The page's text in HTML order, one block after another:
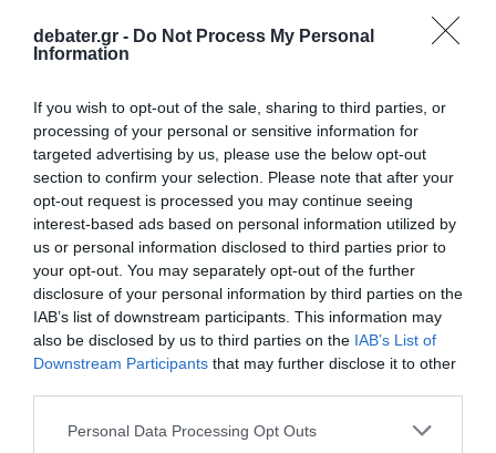
debater.gr - Do Not Process My Personal
Information
If you wish to opt-out of the sale, sharing to third parties, or
processing of your personal or sensitive information for
targeted advertising by us, please use the below opt-out
section to confirm your selection. Please note that after your
opt-out request is processed you may continue seeing
interest-based ads based on personal information utilized by
us or personal information disclosed to third parties prior to
your opt-out. You may separately opt-out of the further
disclosure of your personal information by third parties on the
IAB’s list of downstream participants. This information may
also be disclosed by us to third parties on the IAB’s List of
Downstream Participants that may further disclose it to other
Please note that this website/app uses one or more Google
Personal Data Processing Opt Outs
ΔΙΕΘΝΗ